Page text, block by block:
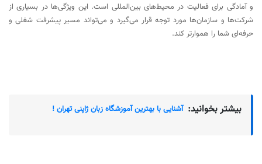
و آمادگی برای فعالیت در محیط‌های بین‌المللی است. این ویژگی‌ها در بسیاری از
شرکت‌ها و سازمان‌ها مورد توجه قرار می‌گیرد و می‌تواند مسیر پیشرفت شغلی و
حرفه‌ای شما را هموارتر کند.
بیشتر بخوانید: آشنایی با بهترین آموزشگاه زبان ژاپنی تهران !